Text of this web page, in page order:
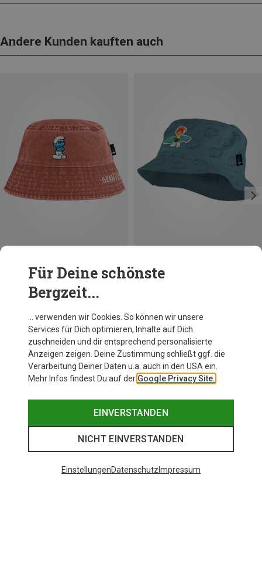
Andere Kunden kauften auch
Du sparst 21%
Bavarian Caps
Für Deine schönste
Bergzeit...
… verwenden wir Cookies. So können wir unsere
Services für Dich optimieren, Inhalte auf Dich
zuschneiden und dir entsprechend personalisierte
Anzeigen zeigen. Deine Zustimmung schließt ggf. die
Verarbeitung Deiner Daten u.a. auch in den USA ein.
Mehr Infos findest Du auf der Google Privacy Site.
EINVERSTANDEN
NICHT EINVERSTANDEN
EinstellungenDatenschutz Impressum